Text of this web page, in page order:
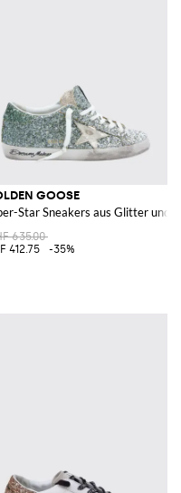
GOOSE
Star Sneakers aus Glitter und
635.00
412.75
-35%